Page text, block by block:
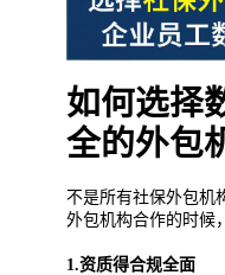
如何选择
全的外包
不是所有社保外包机
外包机构合作的时候
1.资质得合规全面